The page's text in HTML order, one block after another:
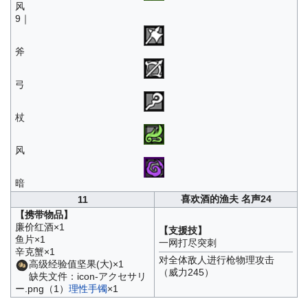
风
9｜
斧
弓
杖
风
暗
11
喜欢酒的渔夫 名声24
【携带物品】
廉价红酒×1
鱼片×1
辛克蟹×1
高级经验值坚果(大)×1
缺失文件：icon-アクセサリ
ー.png（1） 理性手镯×1
【支援技】
一网打尽突刺
对全体敌人进行枪物理攻击
（威力245）